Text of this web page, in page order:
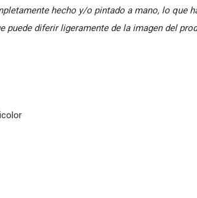
hecho y/o pintado a mano, lo que
puede diferir ligeramente de la imagen del